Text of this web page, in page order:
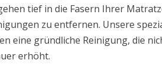
tief in die Fasern Ihrer
zu entfernen. Unsere
eine gründliche Reinigung, die
erhöht.